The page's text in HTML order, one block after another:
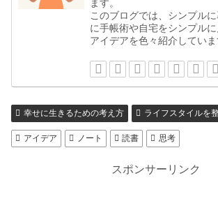
ます。
このブログでは、シンプル
に手帳術や自宅をシンプル
アイデアを色々紹介していま
幸せに生きるための考え方 ライフスタイルを
アイデア ノート 読書 思考
スポンサーリンク